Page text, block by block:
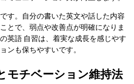
す。自分の書いた英文や話した内容
とで、弱点や改善点が明確になりま
英語 自習は、着実な成長を感じやす
ンも保ちやすいです。
モチベーション維持法